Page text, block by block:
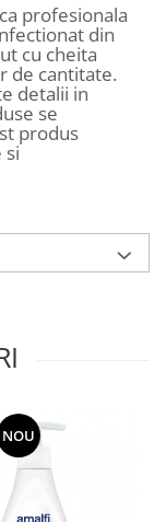
profesionala
din
cu cheita
de cantitate.
detalii in
se
produs
si
NOU